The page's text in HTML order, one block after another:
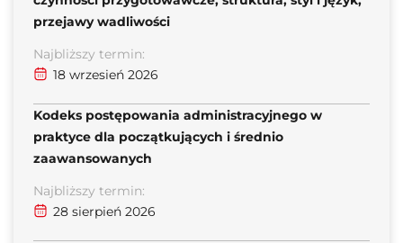
przejawy wadliwości
Najbliższy termin:
18 wrzesień 2026
Kodeks postępowania administracyjnego w
praktyce dla początkujących i średnio
zaawansowanych
Najbliższy termin:
28 sierpień 2026